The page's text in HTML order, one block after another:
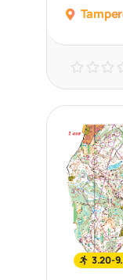
3.20-